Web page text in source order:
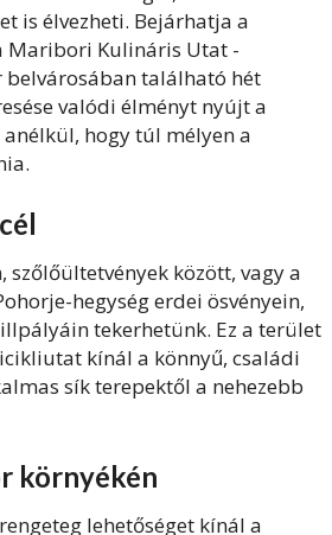
is élvezheti. Bejárhatja a
Maribori Kulináris Utat -
található hét
valódi élményt nyújt a
hogy túl mélyen a
szőlőültetvények között, vagy a
hegység erdei ösvényein,
tekerhetünk. Ez a terület
kínál a könnyű, családi
sík terepektől a nehezebb
környékén
lehetőséget kínál a